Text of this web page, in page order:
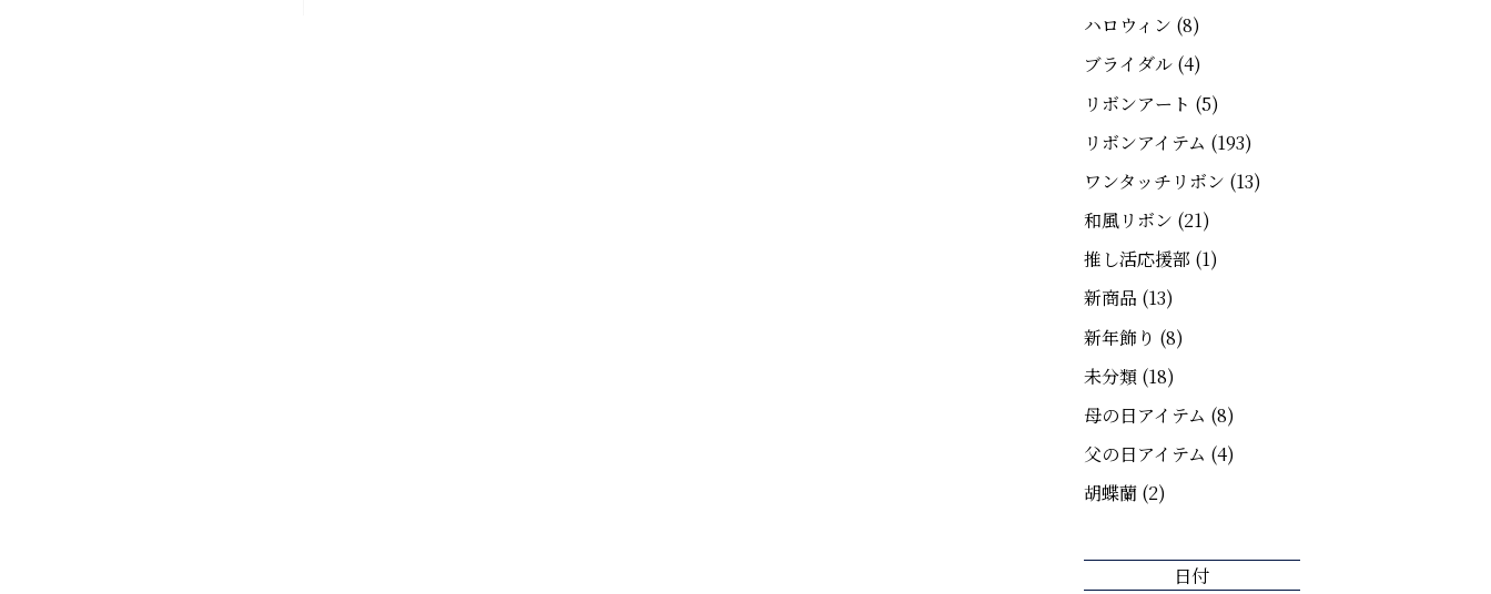
ハロウィン (8)
ブライダル(4)
リボンアート (5)
リボンアイテム (193)
ワンタッチリボン (13)
和風リボン (21)
推し活応援部 (1)
新商品 (13)
新年飾り (8)
未分類(18)
母の日アイテム (8)
父の日アイテム (4)
胡蝶蘭(2)
日付